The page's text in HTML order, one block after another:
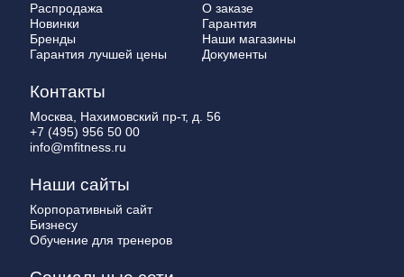
Распродажа
Новинки
Бренды
Гарантия лучшей цены
О заказе
Гарантия
Наши магазины
Документы
Контакты
Москва, Нахимовский пр-т, д. 56
+7 (495) 956 50 00
info@mfitness.ru
Наши сайты
Корпоративный сайт
Бизнесу
Обучение для тренеров